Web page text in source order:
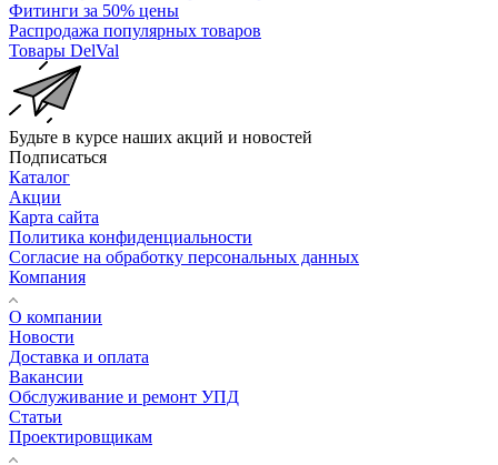
Фитинги за 50% цены
Распродажа популярных товаров
Товары DelVal
Будьте в курсе наших акций и новостей
Подписаться
Каталог
Акции
Карта сайта
Политика конфиденциальности
Согласие на обработку персональных данных
Компания
О компании
Новости
Доставка и оплата
Вакансии
Обслуживание и ремонт УПД
Статьи
Проектировщикам